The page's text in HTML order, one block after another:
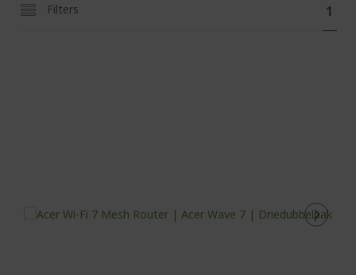
Filters
U
lees
1